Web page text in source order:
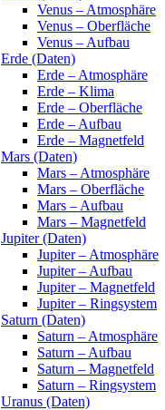
Venus – Atmosphäre
Venus – Oberfläche
Venus – Aufbau
Erde (Daten)
Erde – Atmosphäre
Erde – Klima
Erde – Oberfläche
Erde – Aufbau
Erde – Magnetfeld
Mars (Daten)
Mars – Atmosphäre
Mars – Oberfläche
Mars – Aufbau
Mars – Magnetfeld
Jupiter (Daten)
Jupiter – Atmosphäre
Jupiter – Aufbau
Jupiter – Magnetfeld
Jupiter – Ringsystem
Saturn (Daten)
Saturn – Atmosphäre
Saturn – Aufbau
Saturn – Magnetfeld
Saturn – Ringsystem
Uranus (Daten)